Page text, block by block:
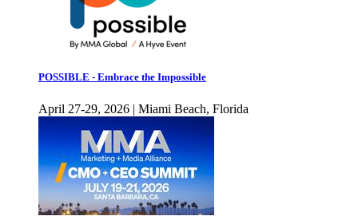
POSSIBLE - Embrace the Impossible
April 27-29, 2026 | Miami Beach, Florida